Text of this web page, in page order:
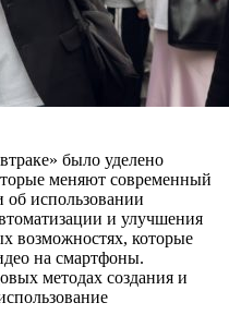
было уделено
меняют современный
использовании
и улучшения
возможностях, которые
на смартфоны.
методах создания и